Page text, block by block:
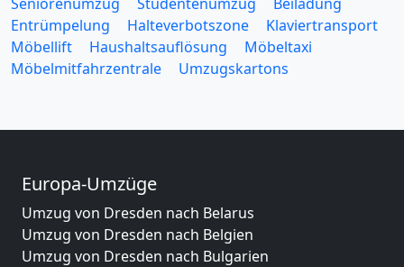
Entrümpelung
Halteverbotszone
Klaviertransport
Möbellift
Haushaltsauflösung
Möbeltaxi
Möbelmitfahrzentrale
Umzugskartons
Europa-Umzüge
Umzug von Dresden nach Belarus
Umzug von Dresden nach Belgien
Umzug von Dresden nach Bulgarien